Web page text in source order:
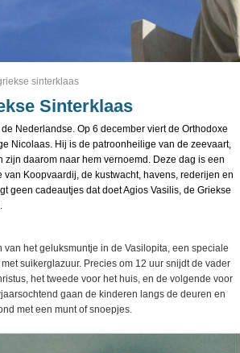
sinterklaas
Sinterklaas
Nederlandse. Op 6 december viert de Orthodoxe
Nicolaas. Hij is de patroonheilige van de zeevaart,
daarom naar hem vernoemd. Deze dag is een
Koopvaardij, de kustwacht, havens, rederijen en
geen cadeautjes dat doet Agios Vasilis, de Griekse
het geluksmuntje in de Vasilopita, een speciale
suikerglazuur. Precies om 12 uur snijdt de vader
het tweede voor het huis, en de volgende voor
gaan de kinderen langs de deuren en
met een munt of snoepjes.